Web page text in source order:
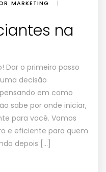
MARKETING
|
na
Dar o primeiro passo
decisão
em como
sabe por onde iniciar,
para você. Vamos
e eficiente para quem
depois […]